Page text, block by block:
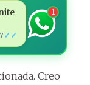
✓✓
1
Creo